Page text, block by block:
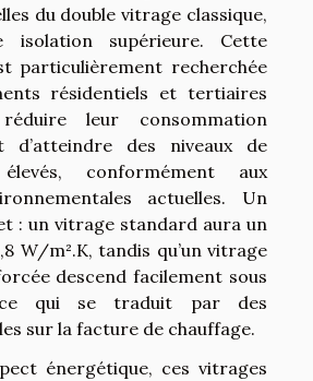
du double vitrage classique,
isolation supérieure. Cette
particulièrement recherchée
résidentiels et tertiaires
leur consommation
d’atteindre des niveaux de
conformément aux
actuelles. Un
: un vitrage standard aura un
W/m².K, tandis qu’un vitrage
descend facilement sous
ce qui se traduit par des
sur la facture de chauffage.
énergétique, ces vitrages